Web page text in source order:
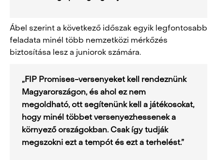
Ábel szerint a következő időszak egyik legfontosabb
feladata minél több nemzetközi mérkőzés
biztosítása lesz a juniorok számára.
„FIP Promises-versenyeket kell rendeznünk
Magyarországon, és ahol ez nem
megoldható, ott segítenünk kell a játékosokat,
hogy minél többet versenyezhessenek a
környező országokban. Csak így tudják
megszokni ezt a tempót és ezt a terhelést.”